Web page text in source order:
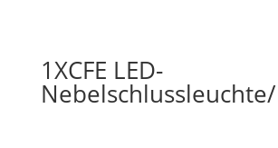
1XCFE LED-